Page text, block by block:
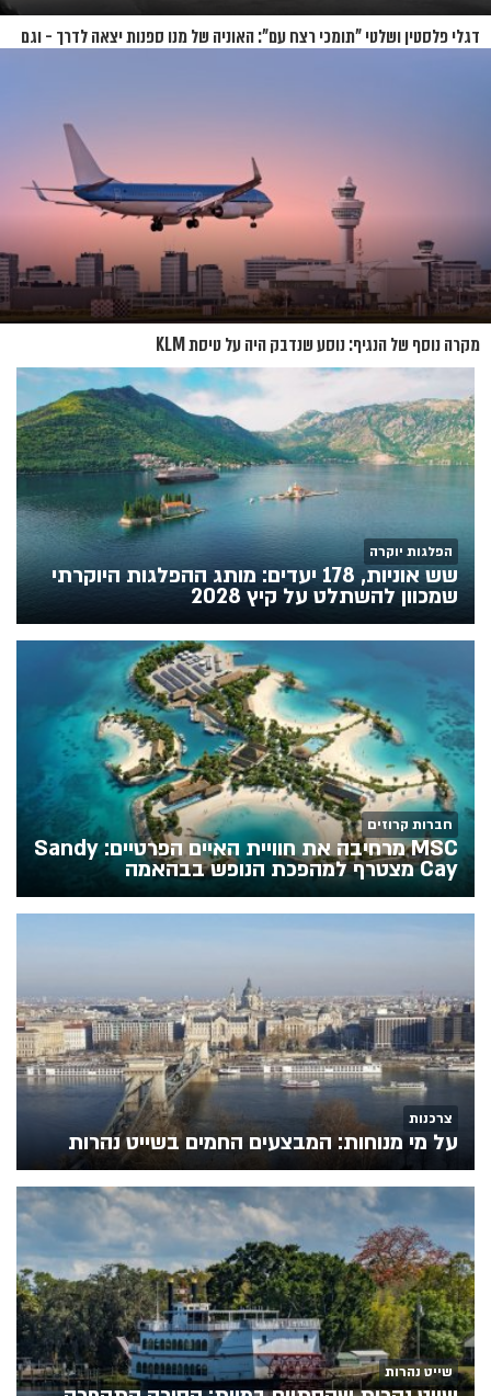
דגלי פלסטין ושלטי "תומכי רצח עם": האוניה של מנו ספנות יצאה לדרך - וגם
מקרה נוסף של הנגיף: נוסע שנדבק היה על טיסת KLM
הפלגות יוקרה
שש אוניות, 178 יעדים: מותג ההפלגות היוקרתי
שמכוון להשתלט על קיץ 2028
חברות קרוזים
MSC מרחיבה את חוויית האיים הפרטיים: Sandy
Cay מצטרף למהפכת הנופש בבהאמה
צרכנות
על מי מנוחות: המבצעים החמים בשייט נהרות
שייט נהרות